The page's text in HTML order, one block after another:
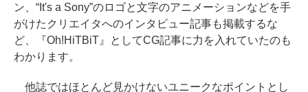
ン、“It's a Sony”のロゴと文字のアニメーションなどを手
がけたクリエイタへのインタビュー記事も掲載するな
ど、『Oh!HiTBiT』としてCG記事に力を入れていたのも
わかります。
他誌ではほとんど見かけないユニークなポイントとし